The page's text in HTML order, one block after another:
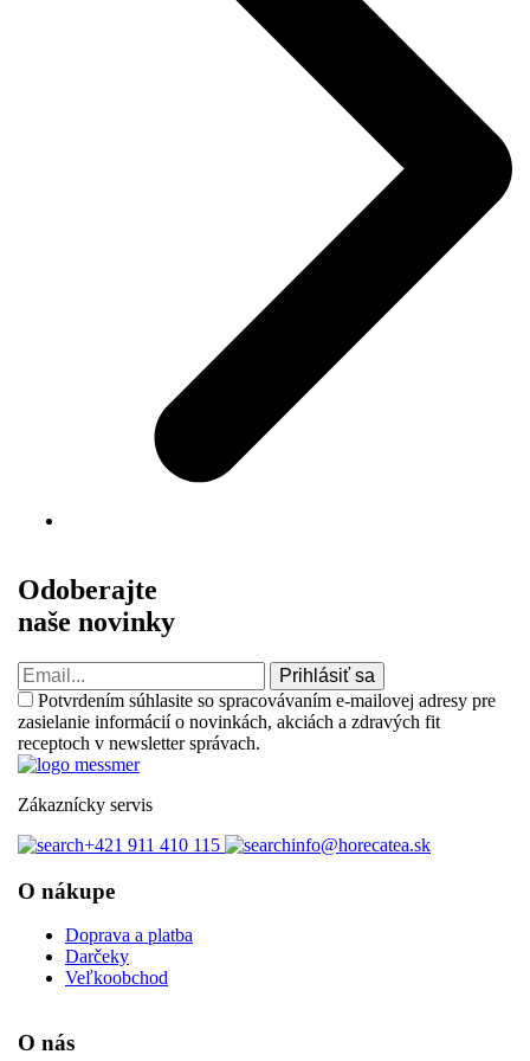
Odoberajte
naše novinky
Prihlásiť sa
Potvrdením súhlasite so spracovávaním e-mailovej adresy pre
zasielanie informácií o novinkách, akciách a zdravých fit
receptoch v newsletter správach.
Zákaznícky servis
+421 911 410 115‬
info@horecatea.sk
O nákupe
Doprava a platba
Darčeky
Veľkoobchod
O nás